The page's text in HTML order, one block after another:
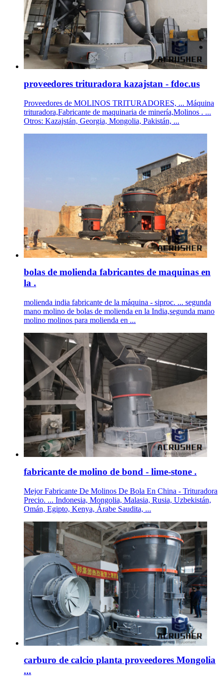
proveedores trituradora kazajstan - fdoc.us
Proveedores de MOLINOS TRITURADORES, ... Máquina
trituradora,Fabricante de maquinaria de minería,Molinos . ...
Otros: Kazajstán, Georgia, Mongolia, Pakistán, ...
bolas de molienda fabricantes de maquinas en
la .
molienda india fabricante de la máquina - siproc. ... segunda
mano molino de bolas de molienda en la India,segunda mano
molino molinos para molienda en ...
fabricante de molino de bond - lime-stone .
Mejor Fabricante De Molinos De Bola En China - Trituradora
Precio. ... Indonesia, Mongolia, Malasia, Rusia, Uzbekistán,
Omán, Egipto, Kenya, Árabe Saudita, ...
carburo de calcio planta proveedores Mongolia
...